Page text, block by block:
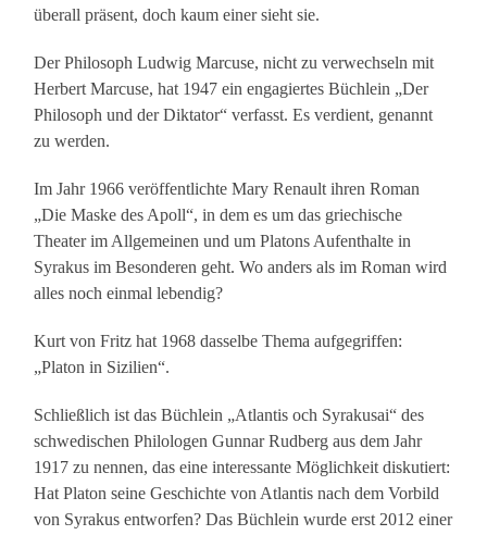
überall präsent, doch kaum einer sieht sie.
Der Philosoph Ludwig Marcuse, nicht zu verwechseln mit
Herbert Marcuse, hat 1947 ein engagiertes Büchlein „Der
Philosoph und der Diktator“ verfasst. Es verdient, genannt
zu werden.
Im Jahr 1966 veröffentlichte Mary Renault ihren Roman
„Die Maske des Apoll“, in dem es um das griechische
Theater im Allgemeinen und um Platons Aufenthalte in
Syrakus im Besonderen geht. Wo anders als im Roman wird
alles noch einmal lebendig?
Kurt von Fritz hat 1968 dasselbe Thema aufgegriffen:
„Platon in Sizilien“.
Schließlich ist das Büchlein „Atlantis och Syrakusai“ des
schwedischen Philologen Gunnar Rudberg aus dem Jahr
1917 zu nennen, das eine interessante Möglichkeit diskutiert:
Hat Platon seine Geschichte von Atlantis nach dem Vorbild
von Syrakus entworfen? Das Büchlein wurde erst 2012 einer